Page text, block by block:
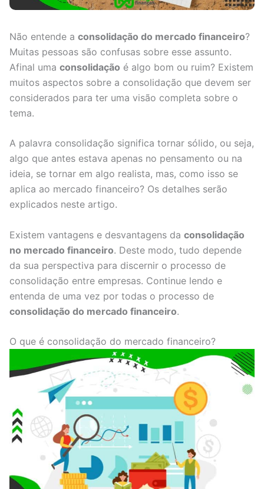
Não entende a consolidação do mercado financeiro?
Muitas pessoas são confusas sobre esse assunto.
Afinal uma consolidação é algo bom ou ruim? Existem
muitos aspectos sobre a consolidação que devem ser
considerados para ter uma visão completa sobre o
tema.
A palavra consolidação significa tornar sólido, ou seja,
algo que antes estava apenas no pensamento ou na
ideia, se tornar em algo realista, mas, como isso se
aplica ao mercado financeiro? Os detalhes serão
explicados neste artigo.
Existem vantagens e desvantagens da consolidação
no mercado financeiro. Deste modo, tudo depende
da sua perspectiva para discernir o processo de
consolidação entre empresas. Continue lendo e
entenda de uma vez por todas o processo de
consolidação do mercado financeiro.
O que é consolidação do mercado financeiro?